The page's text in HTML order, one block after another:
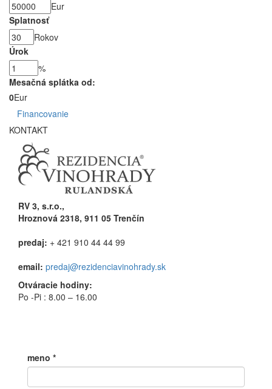
Eur
Splatnosť
Rokov
Úrok
%
Mesačná splátka od:
0Eur
Financovanie
KONTAKT
RV 3, s.r.o.,
Hroznová 2318, 911 05 Trenčín
predaj: + 421 910 44 44 99
email: predaj@rezidenciavinohrady.sk
Otváracie hodiny:
Po -Pi : 8.00 – 16.00
meno *